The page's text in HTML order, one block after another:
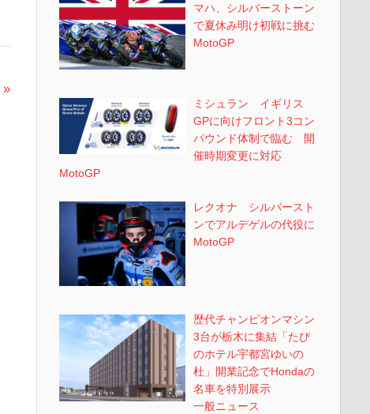
マハ、シルバーストーン
で夏休み明け初戦に挑む
MotoGP
ミシュラン イギリス
GPに向けフロント3コン
パウンド体制で臨む 開
催時期変更に対応
MotoGP
レクオナ シルバースト
ンでアルデゲルの代役に
MotoGP
歴代チャンピオンマシン
3台が栃木に集結「たび
のホテル宇都宮ゆいの
杜」開業記念でHondaの
名車を特別展示
一般ニュース